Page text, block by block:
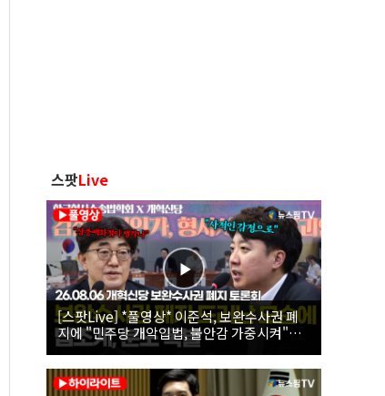
스팟Live
[스팟Live] *풀영상* 이준석, 보완수사권 폐
지에 "민주당 개악입법, 불안감 가중시켜"｜
26.08.06 개혁신당 보완수사권 폐지 토론회